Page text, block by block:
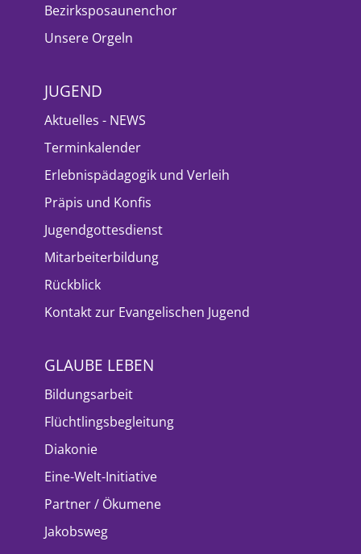
Bezirksposaunenchor
Unsere Orgeln
JUGEND
Aktuelles - NEWS
Terminkalender
Erlebnispädagogik und Verleih
Präpis und Konfis
Jugendgottesdienst
Mitarbeiterbildung
Rückblick
Kontakt zur Evangelischen Jugend
GLAUBE LEBEN
Bildungsarbeit
Flüchtlingsbegleitung
Diakonie
Eine-Welt-Initiative
Partner / Ökumene
Jakobsweg